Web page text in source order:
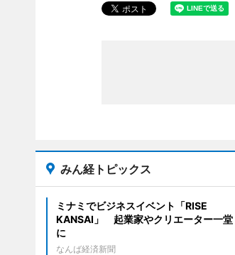
みん経トピックス
ミナミでビジネスイベント「RISE
KANSAI」 起業家やクリエーター一堂
に
なんば経済新聞